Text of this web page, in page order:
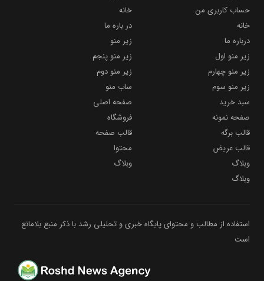
حساب کاربری من
خانه
خانه
در باره ما
درباره ما
زیر منو
زیر منو اول
زیر منو پنجم
زیر منو چهارم
زیر منو دوم
زیر منو سوم
ساب منو
سبد خرید
صفحه اصلی
صفحه نمونه
فروشگاه
قالب برگه
قالب صفحه
قالب عریض
محتوا
وبلاگ
وبلاگ
وبلاگ
استفاده از مطالب و محتوای پایگاه خبری و تحلیلی رشد با ذکر منبع بلامانع
است